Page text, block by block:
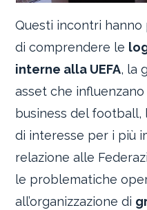
Questi incontri
di comprendere le
interne alla UEFA, la
asset che
business del
di interesse per i più
relazione alle
le problematiche
all’organizzazione di